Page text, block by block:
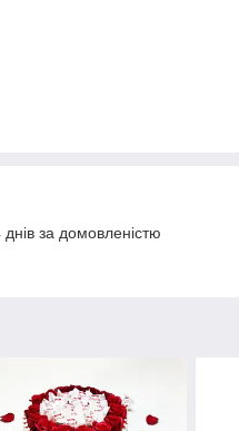
за домовленістю